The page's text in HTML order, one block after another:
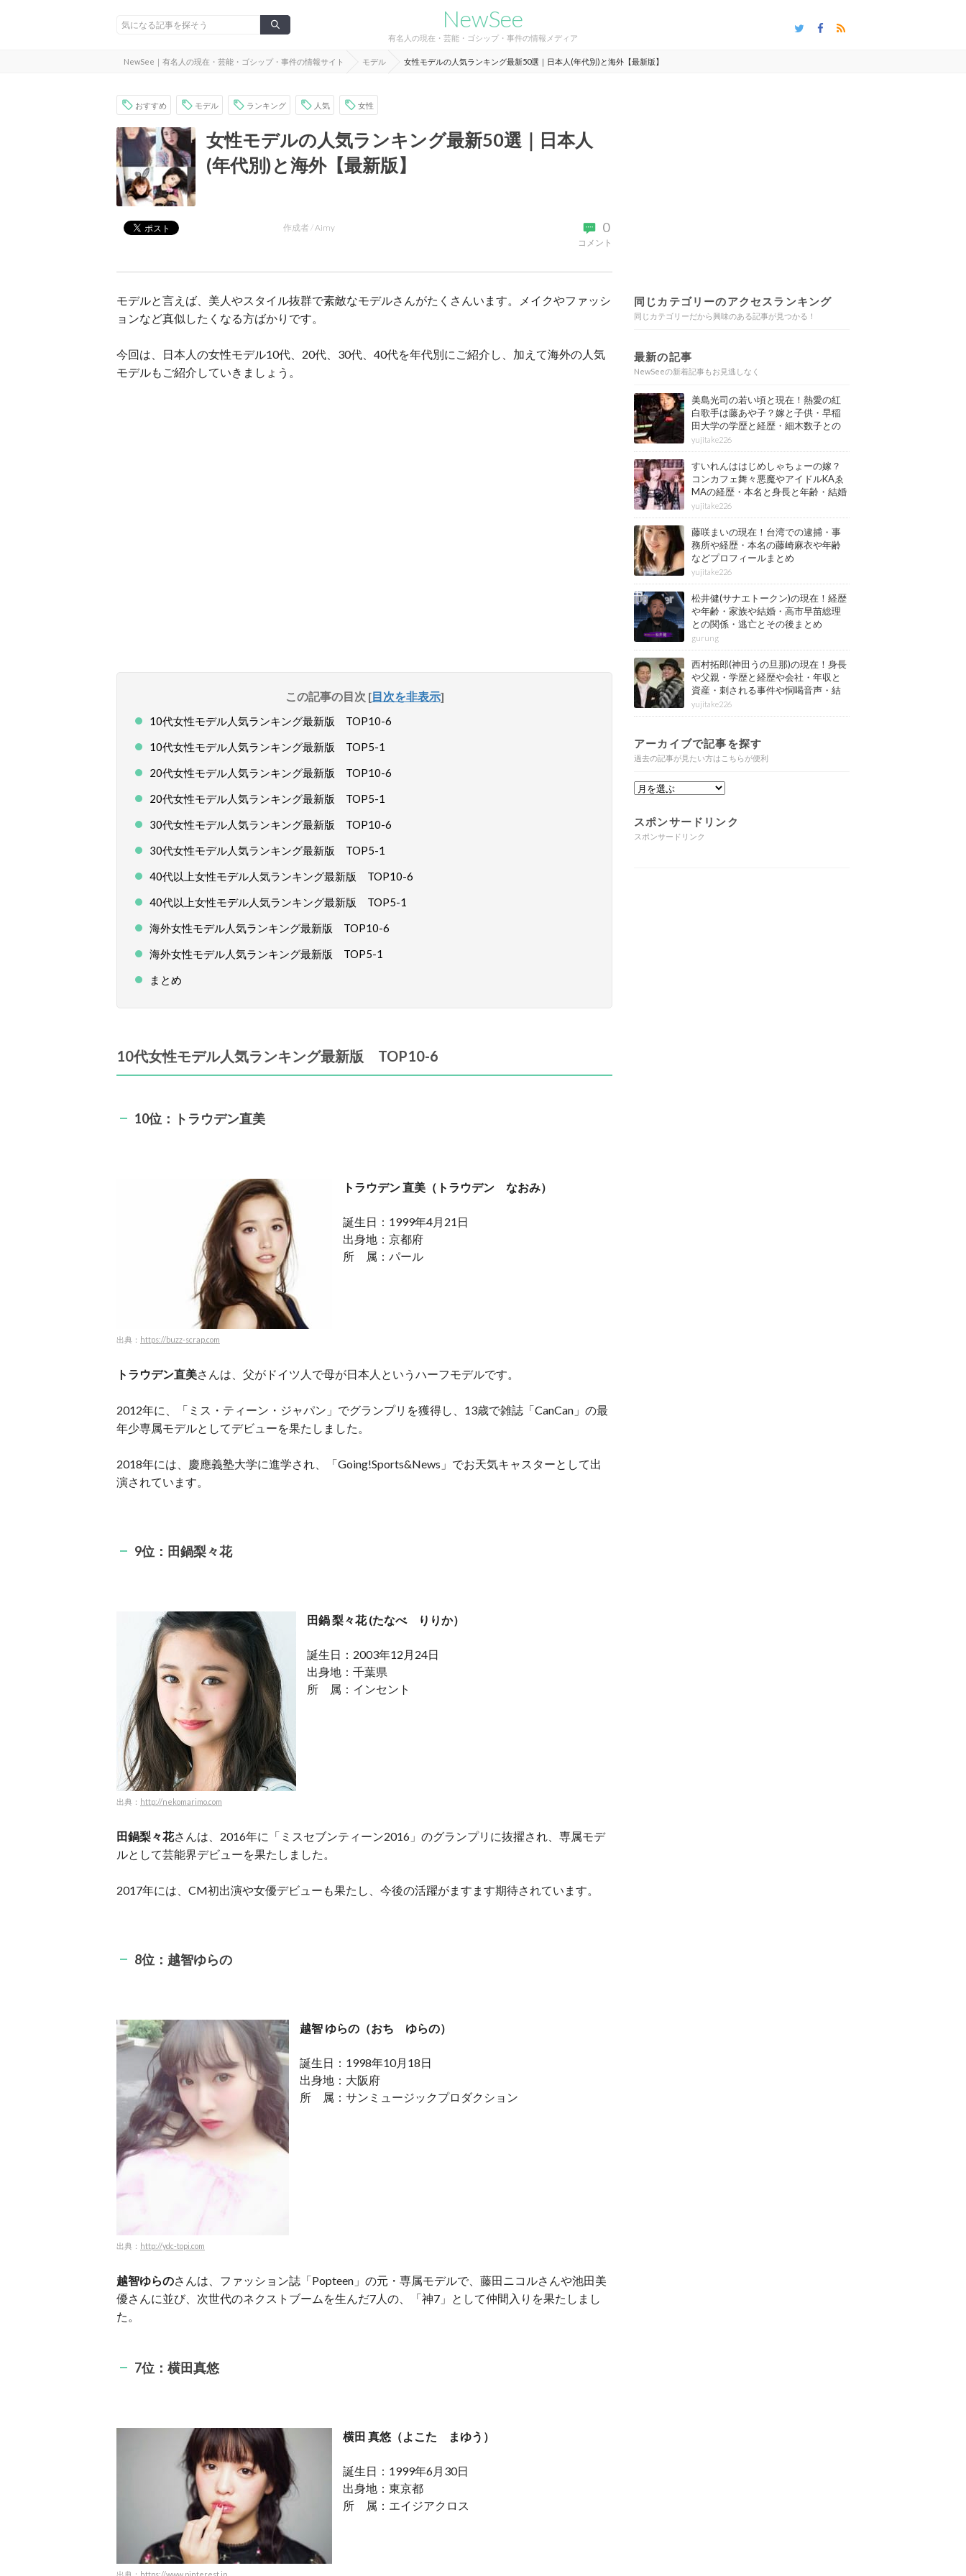
NewSee
有名人の現在・芸能・ゴシップ・事件の情報メディア
NewSee｜有名人の現在・芸能・ゴシップ・事件の情報サイト モデル 女性モデルの人気ランキング最新50選｜日本人(年代別)と海外【最新版】
おすすめ モデル ランキング 人気 女性
女性モデルの人気ランキング最新50選｜日本人
(年代別)と海外【最新版】
0
コメント
作成者 /Aimy
モデルと言えば、美人やスタイル抜群で素敵なモデルさんがたくさんいます。メイクやファッシ
ョンなど真似したくなる方ばかりです。
今回は、日本人の女性モデル10代、20代、30代、40代を年代別にご紹介し、加えて海外の人気
モデルもご紹介していきましょう。
この記事の目次 [目次を非表示]
10代女性モデル人気ランキング最新版 TOP10-6
10代女性モデル人気ランキング最新版 TOP5-1
20代女性モデル人気ランキング最新版 TOP10-6
20代女性モデル人気ランキング最新版 TOP5-1
30代女性モデル人気ランキング最新版 TOP10-6
30代女性モデル人気ランキング最新版 TOP5-1
40代以上女性モデル人気ランキング最新版 TOP10-6
40代以上女性モデル人気ランキング最新版 TOP5-1
海外女性モデル人気ランキング最新版 TOP10-6
海外女性モデル人気ランキング最新版 TOP5-1
まとめ
10代女性モデル人気ランキング最新版 TOP10-6
10位：トラウデン直美
出典： https://buzz-scrap.com
トラウデン 直美 （ トラウデン なおみ）
誕生日：1999年4月21日
出身地：京都府
所 属：パール
トラウデン直美さんは、父がドイツ人で母が日本人というハーフモデルです。
2012年に、「ミス・ティーン・ジャパン」でグランプリを獲得し、13歳で雑誌「CanCan」の最
年少専属モデルとしてデビューを果たしました。
2018年には、慶應義塾大学に進学され、「Going!Sports&News」でお天気キャスターとして出
演されています。
9位：田鍋梨々花
出典： http://nekomarimo.com
田鍋 梨々花(たなべ りりか）
誕生日：2003年12月24日
出身地：千葉県
所 属：インセント
田鍋梨々花さんは、2016年に「ミスセブンティーン2016」のグランプリに抜擢され、専属モデ
ルとして芸能界デビューを果たしました。
2017年には、CM初出演や女優デビューも果たし、今後の活躍がますます期待されています。
8位：越智ゆらの
出典： http://ydc-topi.com
越智 ゆらの （おち ゆらの）
誕生日：1998年10月18日
出身地：大阪府
所 属：サンミュージックプロダクション
越智ゆらのさんは、ファッション誌「Popteen」の元・専属モデルで、藤田ニコルさんや池田美
優さんに並び、次世代のネクストブームを生んだ7人の、「神7」として仲間入りを果たしまし
た。
7位：横田真悠
横田 真悠 （よこた まゆう）
誕生日：1999年6月30日
出身地：東京都
所 属：エイジアクロス
同じカテゴリーのアクセスランキング
同じカテゴリーだから興味のある記事が見つかる！
最新の記事
NewSeeの新着記事もお見逃しなく
美島光司の若い頃と現在！熱愛の紅
白歌手は藤あや子？嫁と子供・早稲
田大学の学歴と経歴・細木数子との
確執もまとめ
yujitake226
すいれんははじめしゃちょーの嫁？
コンカフェ舞々悪魔やアイドルKAゑ
MAの経歴・本名と身長と年齢・結婚
情報もまとめ
yujitake226
藤咲まいの現在！台湾での逮捕・事
務所や経歴・本名の藤崎麻衣や年齢
などプロフィールまとめ
yujitake226
松井健(サナエトークン)の現在！経歴
や年齢・家族や結婚・高市早苗総理
との関係・逃亡とその後まとめ
gurung
西村拓郎(神田うの旦那)の現在！身長
や父親・学歴と経歴や会社・年収と
資産・刺される事件や恫喝音声・結
婚と子供や自宅・脳梗塞の病気もま
とめ
yujitake226
アーカイブで記事を探す
過去の記事が見たい方はこちらが便利
スポンサードリンク
スポンサードリンク